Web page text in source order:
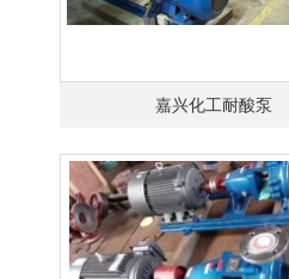
嘉兴化工耐酸泵